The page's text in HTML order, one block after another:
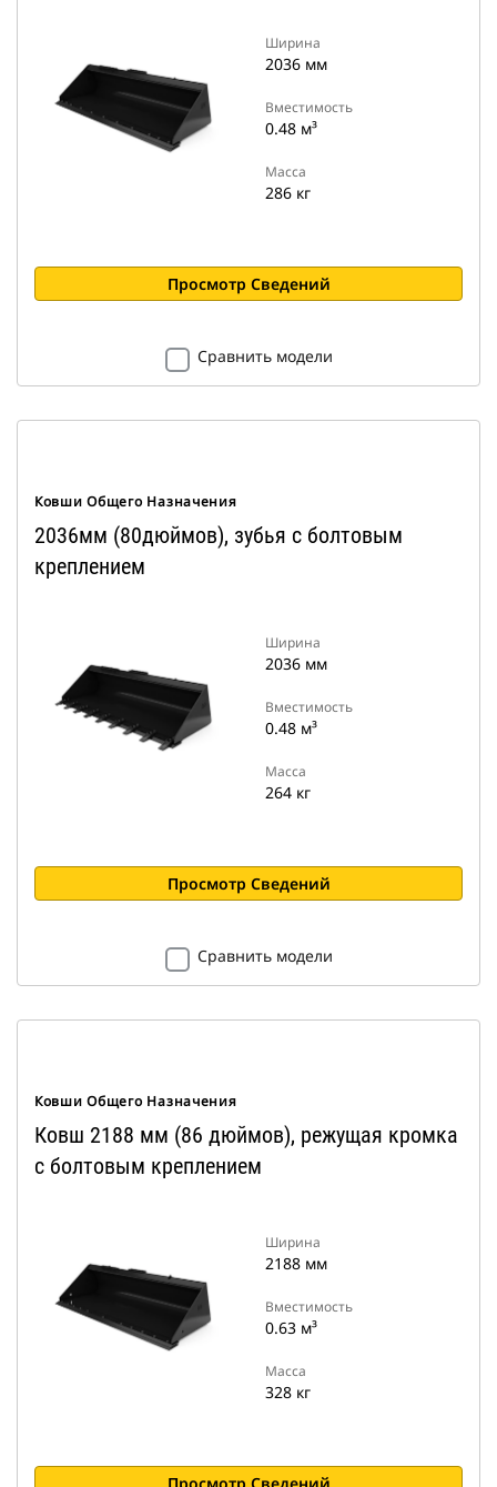
Ширина
2036 мм
Вместимость
0.48 м³
Масса
286 кг
Просмотр Сведений
Сравнить модели
Ковши Общего Назначения
2036мм (80дюймов), зубья с болтовым
креплением
Ширина
2036 мм
Вместимость
0.48 м³
Масса
264 кг
Просмотр Сведений
Сравнить модели
Ковши Общего Назначения
Ковш 2188 мм (86 дюймов), режущая кромка
с болтовым креплением
Ширина
2188 мм
Вместимость
0.63 м³
Масса
328 кг